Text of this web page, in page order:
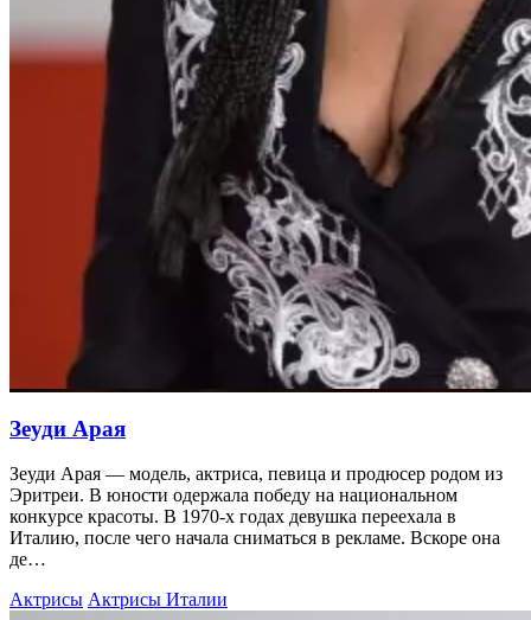
Зеуди Арая
Зеуди Арая — модель, актриса, певица и продюсер родом из
Эритреи. В юности одержала победу на национальном
конкурсе красоты. В 1970-х годах девушка переехала в
Италию, после чего начала сниматься в рекламе. Вскоре она
де…
Актрисы Актрисы Италии